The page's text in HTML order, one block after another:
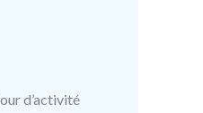
d’activité